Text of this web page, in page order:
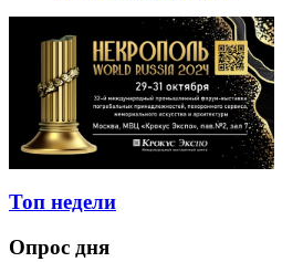
Топ недели
Опрос дня